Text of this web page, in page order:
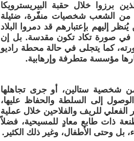
برزوا خلال حقبة البيريسترويكا
من الشعب شخصيات منفّرة، ضئيلة
إليهم بإعتبارهم قد دمروا البلاد
في صورة تكاد تكون مقدسة. بل إن
كما يتجلى في حالة محطة راديو
مؤسسة متطرفة وإرهابية.
شخصية ستالين، أو جرى تجاهلها
إلى السلطة والحفاظ عليها،
الفعلي للريف والفلاحين خلال عملية
ذات طابع معادٍ للمسيحية، فضلاً
بل وحتى الأطفال، وغير ذلك الكثير.